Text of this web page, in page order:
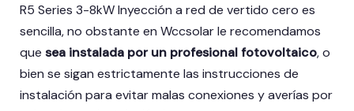
R5 Series 3-8kW Inyección a red de vertido cero es
sencilla, no obstante en Wccsolar le recomendamos
que sea instalada por un profesional fotovoltaico, o
bien se sigan estrictamente las instrucciones de
instalación para evitar malas conexiones y averías por